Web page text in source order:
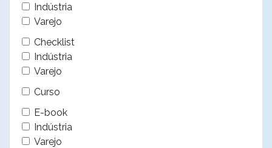
Indústria
Varejo
Checklist
Indústria
Varejo
Curso
E-book
Indústria
Varejo